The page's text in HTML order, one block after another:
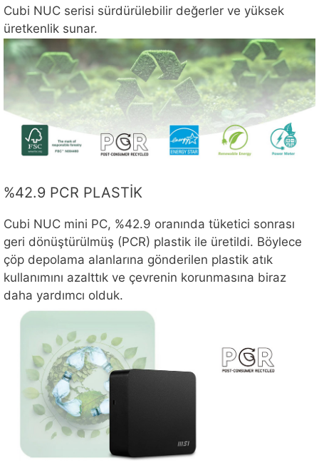
Cubi NUC serisi sürdürülebilir değerler ve yüksek
üretkenlik sunar.
%42.9 PCR PLASTİK
Cubi NUC mini PC, %42.9 oranında tüketici sonrası
geri dönüştürülmüş (PCR) plastik ile üretildi. Böylece
çöp depolama alanlarına gönderilen plastik atık
kullanımını azalttık ve çevrenin korunmasına biraz
daha yardımcı olduk.